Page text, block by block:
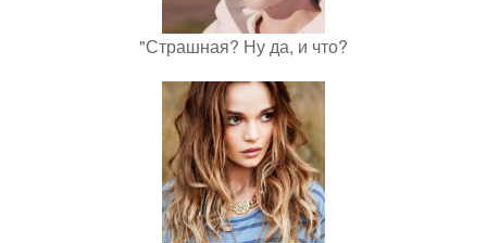
"Страшная? Ну да, и что?